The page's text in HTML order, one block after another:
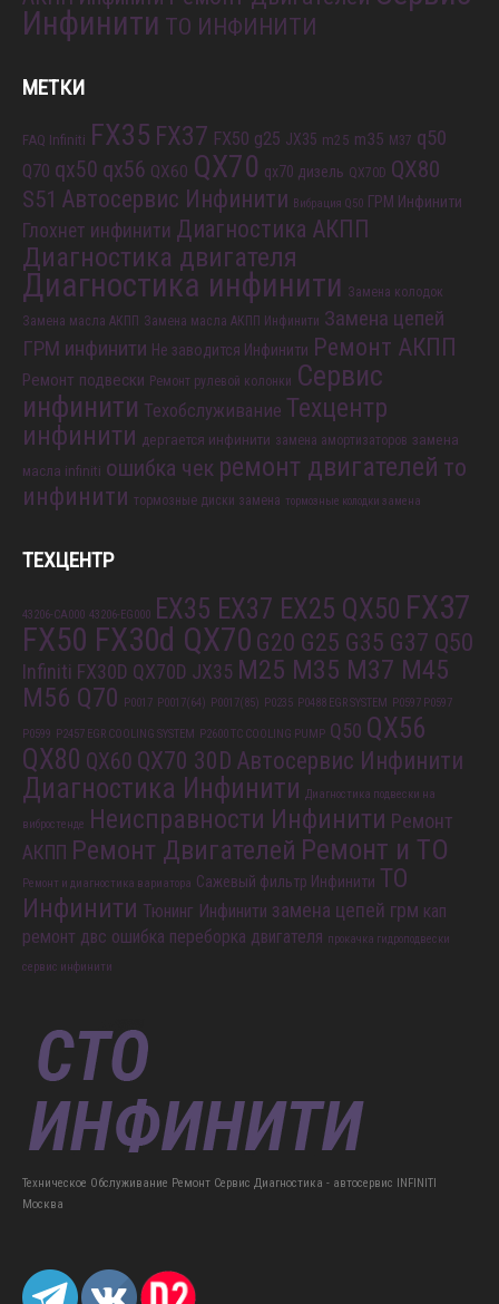
Инфинити ТО ИНФИНИТИ
МЕТКИ
FAQ Infiniti FX35 FX37 FX50 g25 JX35 m25 m35 M37 q50
Q70 qx50 qx56 QX60 QX70 qx70 дизель QX70D QX80
S51 Автосервис Инфинити Вибрация Q50 ГРМ Инфинити
Глохнет инфинити Диагностика АКПП
Диагностика двигателя
Диагностика инфинити Замена колодок
Замена масла АКПП Замена масла АКПП Инфинити Замена цепей
ГРМ инфинити Не заводится Инфинити Ремонт АКПП
Ремонт подвески Ремонт рулевой колонки Сервис
инфинити Техобслуживание Техцентр
инфинити дергается инфинити замена амортизаторов замена
масла infiniti ошибка чек ремонт двигателей то
инфинити тормозные диски замена тормозные колодки замена
ТЕХЦЕНТР
43206-CA000 43206-EG000 EX35 EX37 EX25 QX50 FX37
FX50 FX30d QX70 G20 G25 G35 G37 Q50
Infiniti FX30D QX70D JX35 M25 M35 M37 M45
M56 Q70 P0017 P0017(64) P0017(85) P0235 P0488 EGR SYSTEM P0597 P0597
P0599 P2457 EGR COOLING SYSTEM P2600 TC COOLING PUMP Q50 QX56
QX80 QX60 QX70 30D Автосервис Инфинити
Диагностика Инфинити Диагностика подвески на
вибростенде Неисправности Инфинити Ремонт
АКПП Ремонт Двигателей Ремонт и ТО
Ремонт и диагностика вариатора Сажевый фильтр Инфинити ТО
Инфинити Тюнинг Инфинити замена цепей грм кап
ремонт двс ошибка переборка двигателя прокачка гидроподвески
сервис инфинити
Техническое Обслуживание Ремонт Сервис Диагностика - автосервис INFINITI
Москва